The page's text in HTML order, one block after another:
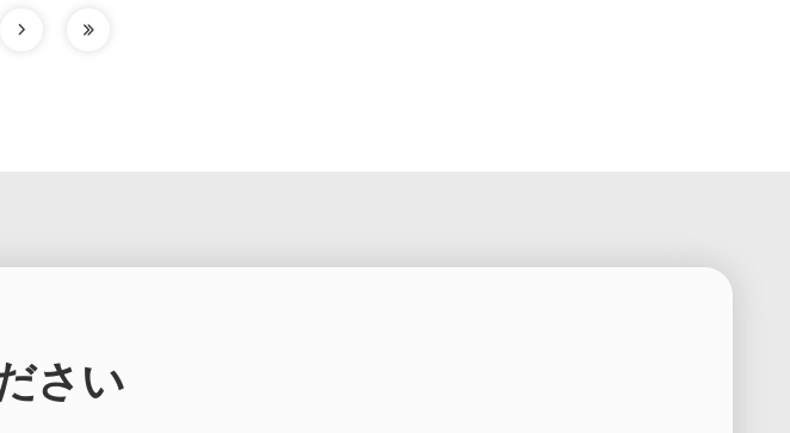
スイッチの合計効率的に
るには,コアレイヤスイッ
さい